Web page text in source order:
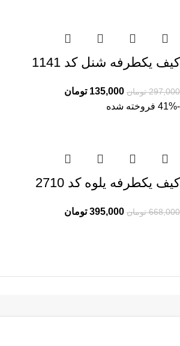
کیف یکطرفه شنل کد 1141
297,000 تومان 135,000 تومان
-41% فروخته شده
کیف یکطرفه یلوه کد 2710
668,000 تومان 395,000 تومان